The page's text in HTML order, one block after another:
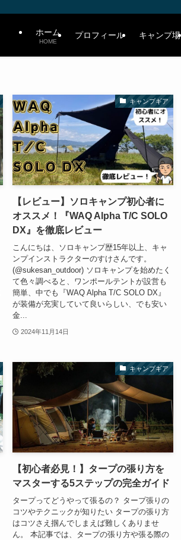
ホーム
HOME
プロフィール キャンプ場
キャンプギア
【レビュー】ソロキャンプ初心者に
オススメ！『WAQ Alpha T/C SOLO
DX』を徹底レビュー
こんにちは、ソロキャンプ歴15年以上、キャ
ンプインストラクターのすけさんです。
(@sukesan_outdoor) ソロキャンプを始めたく
て色々調べると、ワンポールテントが設営も
簡単、中でも『WAQ Alpha T/C SOLO DX』
が装備が充実していて良いらしい、でも安い
金...
2024年11月14日
キャンプギア
【初心者必見！】タープの張り方を
マスターする5ステップの完全ガイド
タープってどうやって張るの？ タープ張りの
コツやテクニックが知りたい タープの張り方
はコツさえ掴んでしまえば難しくありませ
ん。 本記事では、タープの張り方や張る際の